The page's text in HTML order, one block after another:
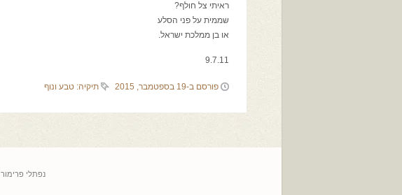
ראיתי צל חולף?
שממית על פני הסלע
או בן ממלכת ישראל.
9.7.11
פורסם ב-19 בספטמבר, 2015 תיקיה: טבע ונוף
נפתלי פרימור